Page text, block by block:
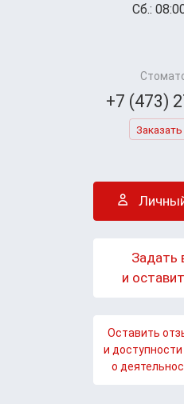
Сб.:
+7 (473)
Задать
и
Оставить
и
о